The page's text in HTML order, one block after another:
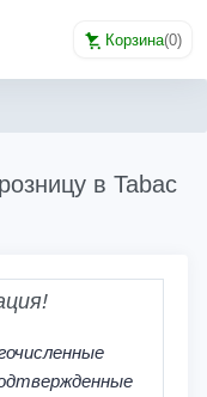
Корзина(0)
в Tabac